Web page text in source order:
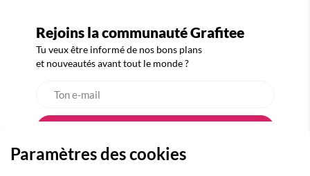
Rejoins la communauté Grafitee
Tu veux être informé de nos bons plans
et nouveautés avant tout le monde ?
Paramètres des cookies